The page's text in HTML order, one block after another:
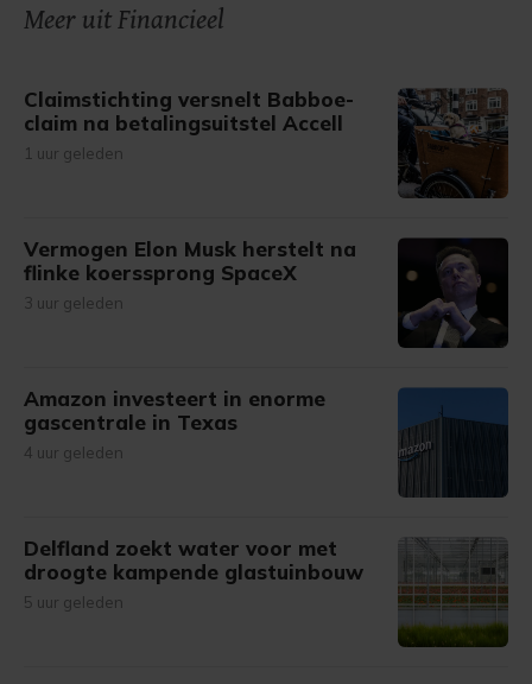
onze cookiepagina kun je ons cookiebeleid bekijken en je
gemaakte keuze altijd wijzigen of intrekken.
Meer uit Financieel
Claimstichting versnelt Babboe-
claim na betalingsuitstel Accell
1 uur geleden
Vermogen Elon Musk herstelt na
flinke koerssprong SpaceX
3 uur geleden
Amazon investeert in enorme
gascentrale in Texas
4 uur geleden
Delfland zoekt water voor met
droogte kampende glastuinbouw
5 uur geleden